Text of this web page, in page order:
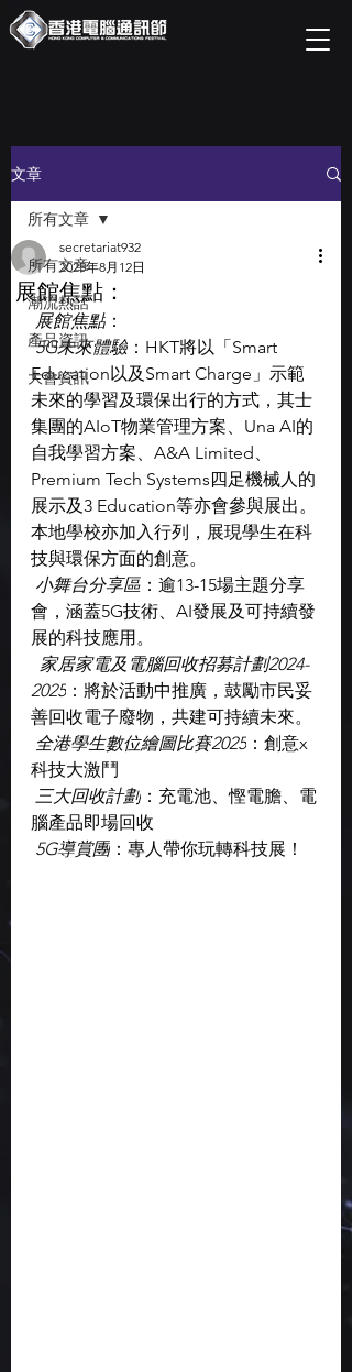
文章
所有文章
潮流熱話
產品資訊
大會資訊
所有文章
展館焦點：
secretariat932
2025年8月12日
展館焦點 ：
5G未來體驗 ：HKT將以「Smart
Education以及Smart Charge」示範
未來的學習及環保出行的方式，其士
集團的AIoT物業管理方案、Una AI的
自我學習方案、A&A Limited、
Premium Tech Systems四足機械人的
展示及3 Education等亦會參與展出。
本地學校亦加入行列，展現學生在科
技與環保方面的創意。
小舞台分享區 ：逾13-15場主題分享
會，涵蓋5G技術、AI發展及可持續發
展的科技應用。
家居家電及電腦回收招募計劃2024-
2025 ：將於活動中推廣，鼓勵市民妥
善回收電子廢物，共建可持續未來。
全港學生數位繪圖比賽2025 ：創意x
科技大激鬥
三大回收計劃 ：充電池、慳電膽、電
腦產品即場回收
5G導賞團 ：專人帶你玩轉科技展！